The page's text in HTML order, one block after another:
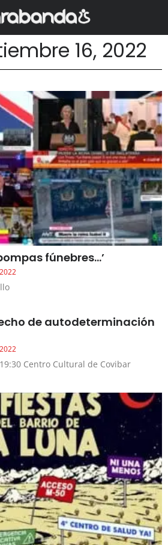
16, 2022
fúnebres…’
de autodeterminación
Centro Cultural de Covibar